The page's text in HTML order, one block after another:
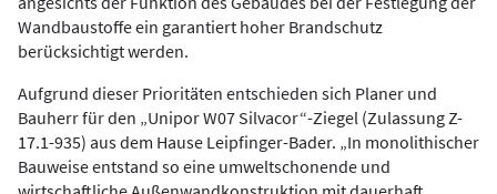
Wandbaustoffe ein garantiert hoher Brandschutz
berücksichtigt werden.
Aufgrund dieser Prioritäten entschieden sich Planer und
Bauherr für den „Unipor W07 Silvacor“-Ziegel (Zulassung Z-
17.1-935) aus dem Hause Leipfinger-Bader. „In monolithischer
Bauweise entstand so eine umweltschonende und